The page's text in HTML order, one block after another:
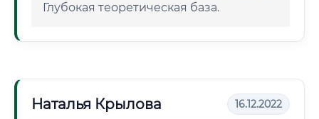
Глубокая теоретическая база.
Наталья Крылова 16.12.2022